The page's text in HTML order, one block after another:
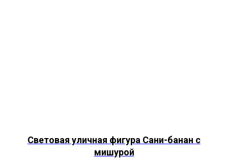
Световая уличная фигура Сани-банан с
мишурой